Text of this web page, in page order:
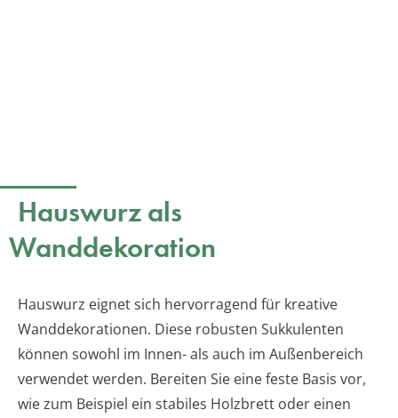
Hauswurz als
Wanddekoration
Hauswurz eignet sich hervorragend für kreative
Wanddekorationen. Diese robusten Sukkulenten
können sowohl im Innen- als auch im Außenbereich
verwendet werden. Bereiten Sie eine feste Basis vor,
wie zum Beispiel ein stabiles Holzbrett oder einen